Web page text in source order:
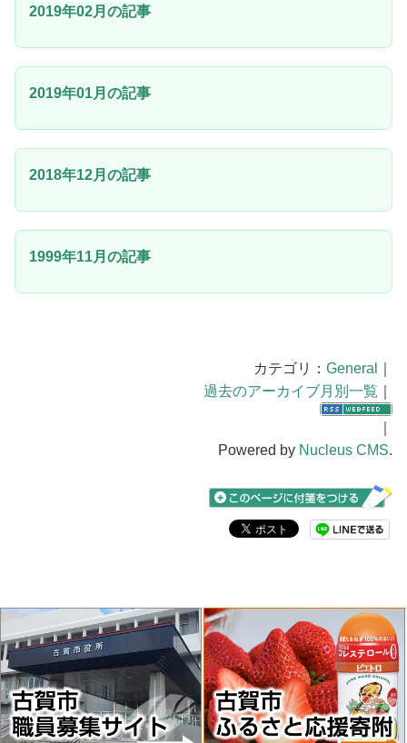
2019年02月の記事
2019年01月の記事
2018年12月の記事
1999年11月の記事
カテゴリ： General
過去のアーカイブ月別一覧
Powered by Nucleus CMS.